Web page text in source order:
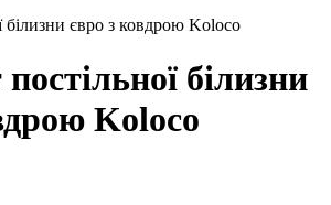
білизни євро з ковдрою Koloco
білизни
Koloco